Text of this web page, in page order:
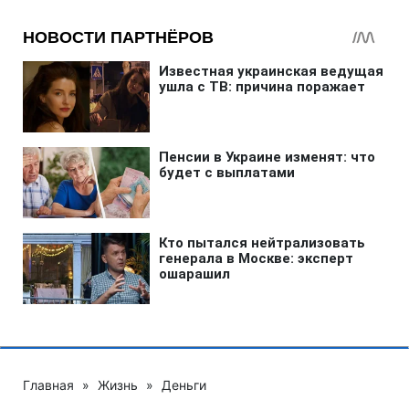
Главная » Жизнь » Деньги